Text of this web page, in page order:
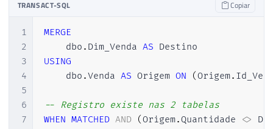
TRANSACT-SQL Copiar
1
2
3
4
5
6
7
MERGE
    dbo
. Dim_Venda AS
USING
    dbo
.Venda AS Origem ON (Origem.
-- Registro existe nas 2 tabelas
WHEN MATCHED AND (Origem.Quantidade <>